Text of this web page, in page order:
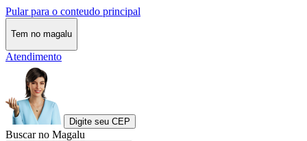
Pular para o conteudo principal
Tem no magalu
Atendimento
Digite seu CEP
Buscar no Magalu